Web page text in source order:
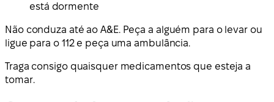
está dormente
Não conduza até ao A&E. Peça a alguém para o levar ou
ligue para o 112 e peça uma ambulância.
Traga consigo quaisquer medicamentos que esteja a
tomar.